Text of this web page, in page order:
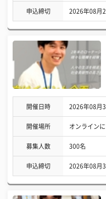
申込締切 2026年08月
開催日時 2026年08月
開催場所 オンライン
募集人数 300名
申込締切 2026年08月